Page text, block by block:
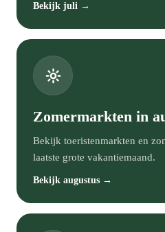
Bekijk juli →
Zomermarkten in
Bekijk toeristenmarkten en
laatste grote vakantiemaand.
Bekijk augustus →